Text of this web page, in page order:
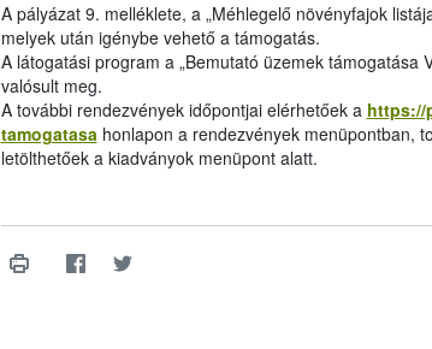
A pályázat 9. melléklete, a „Méhlegelő növényfajok
melyek után igénybe vehető a támogatás.
A látogatási program a „Bemutató üzemek támogatása
valósult meg.
A további rendezvények időpontjai elérhetőek a https://
tamogatasahonlapon a rendezvények menüpontban,
letölthetőek a kiadványok menüpont alatt.